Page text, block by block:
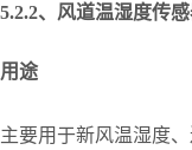
5.2.2、 风道温湿度传
用途
主要用于新风温湿度